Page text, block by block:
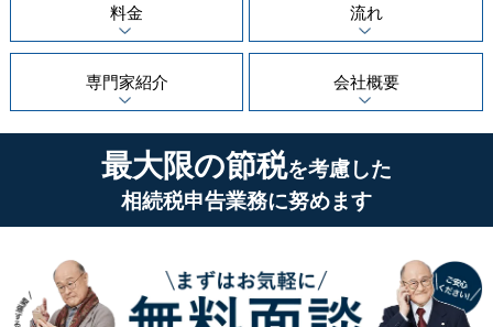
料金
流れ
専門家紹介 会社概要
最大限の節税を考慮した
相続税申告業務に努めます